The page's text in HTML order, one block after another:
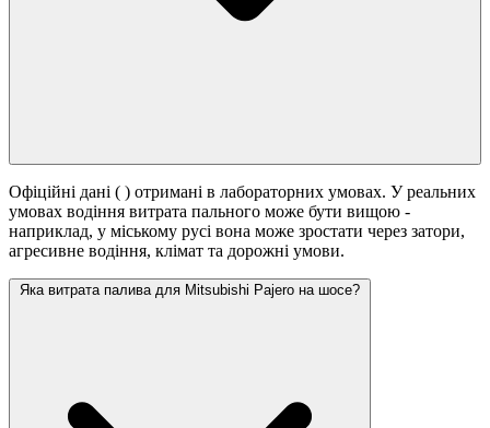
Офіційні дані ( ) отримані в лабораторних умовах. У реальних
умовах водіння витрата пального може бути вищою -
наприклад, у міському русі вона може зростати через затори,
агресивне водіння, клімат та дорожні умови.
Яка витрата палива для Mitsubishi Pajero на шосе?